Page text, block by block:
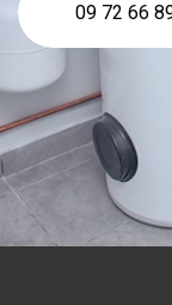
09 72 66